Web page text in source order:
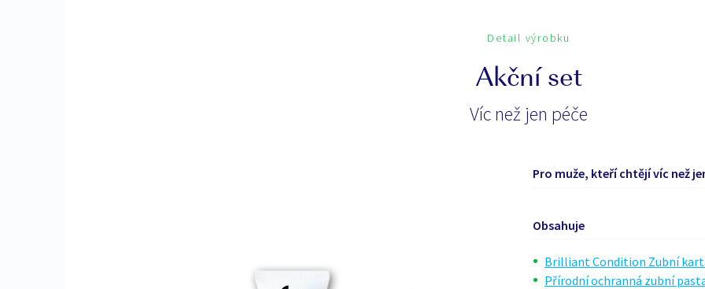
Detail výrobku
Akční set
Víc než jen péče
Pro muže, kteří chtějí víc než
Obsahuje
Brilliant Condition Zubní
Přírodní ochranná zubní